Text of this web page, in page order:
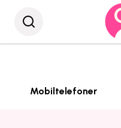
Mobiltelefoner